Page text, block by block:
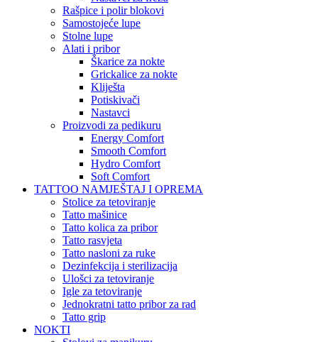
Rašpice i polir blokovi
Samostojeće lupe
Stolne lupe
Alati i pribor
Škarice za nokte
Grickalice za nokte
Kliješta
Potiskivači
Nastavci
Proizvodi za pedikuru
Energy Comfort
Smooth Comfort
Hydro Comfort
Soft Comfort
TATTOO NAMJEŠTAJ I OPREMA
Stolice za tetoviranje
Tatto mašinice
Tatto kolica za pribor
Tatto rasvjeta
Tatto nasloni za ruke
Dezinfekcija i sterilizacija
Ulošci za tetoviranje
Igle za tetoviranje
Jednokratni tatto pribor za rad
Tatto grip
NOKTI